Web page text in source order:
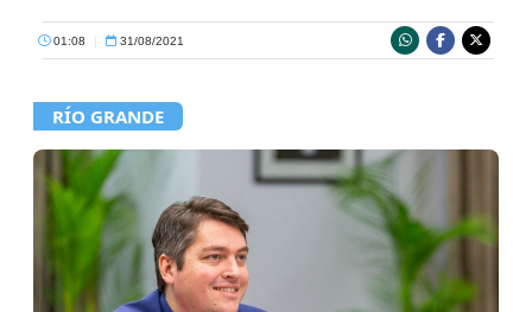
01:08 | 31/08/2021
RÍO GRANDE